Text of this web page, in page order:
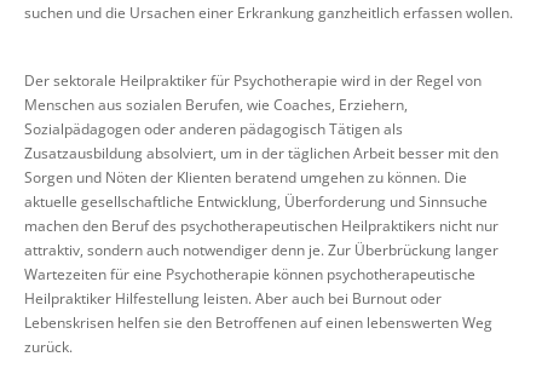
suchen und die Ursachen einer Erkrankung ganzheitlich erfassen wollen.
Der sektorale Heilpraktiker für Psychotherapie wird in der Regel von
Menschen aus sozialen Berufen, wie Coaches, Erziehern,
Sozialpädagogen oder anderen pädagogisch Tätigen als
Zusatzausbildung absolviert, um in der täglichen Arbeit besser mit den
Sorgen und Nöten der Klienten beratend umgehen zu können. Die
aktuelle gesellschaftliche Entwicklung, Überforderung und Sinnsuche
machen den Beruf des psychotherapeutischen Heilpraktikers nicht nur
attraktiv, sondern auch notwendiger denn je. Zur Überbrückung langer
Wartezeiten für eine Psychotherapie können psychotherapeutische
Heilpraktiker Hilfestellung leisten. Aber auch bei Burnout oder
Lebenskrisen helfen sie den Betroffenen auf einen lebenswerten Weg
zurück.